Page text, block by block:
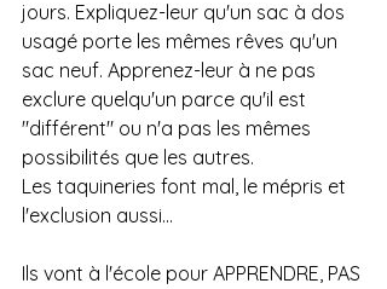
jours. Expliquez-leur qu'un sac à dos
usagé porte les mêmes rêves qu'un
sac neuf. Apprenez-leur à ne pas
exclure quelqu'un parce qu'il est
"différent" ou n'a pas les mêmes
possibilités que les autres.
Les taquineries font mal, le mépris et
l'exclusion aussi...
Ils vont à l'école pour APPRENDRE, PAS